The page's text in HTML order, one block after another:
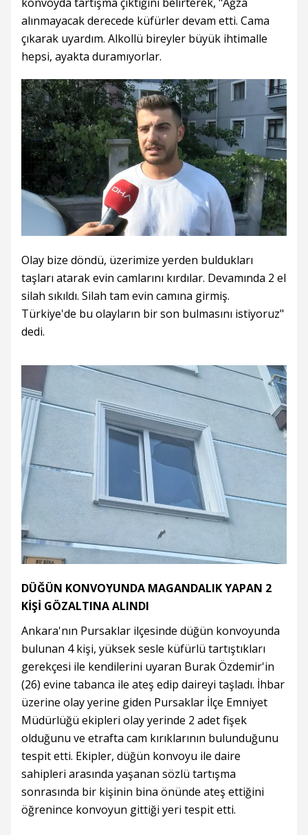
alınmayacak derecede küfürler devam etti. Cama
çıkarak uyardım. Alkollü bireyler büyük ihtimalle
hepsi, ayakta duramıyorlar.
Olay bize döndü, üzerimize yerden buldukları
taşları atarak evin camlarını kırdılar. Devamında 2 el
silah sıkıldı. Silah tam evin camına girmiş.
Türkiye'de bu olayların bir son bulmasını istiyoruz"
dedi.
DÜĞÜN KONVOYUNDA MAGANDALIK YAPAN 2
KİŞİ GÖZALTINA ALINDI
Ankara'nın Pursaklar ilçesinde düğün konvoyunda
bulunan 4 kişi, yüksek sesle küfürlü tartıştıkları
gerekçesi ile kendilerini uyaran Burak Özdemir'in
(26) evine tabanca ile ateş edip daireyi taşladı. İhbar
üzerine olay yerine giden Pursaklar İlçe Emniyet
Müdürlüğü ekipleri olay yerinde 2 adet fişek
olduğunu ve etrafta cam kırıklarının bulunduğunu
tespit etti. Ekipler, düğün konvoyu ile daire
sahipleri arasında yaşanan sözlü tartışma
sonrasında bir kişinin bina önünde ateş ettiğini
öğrenince konvoyun gittiği yeri tespit etti.